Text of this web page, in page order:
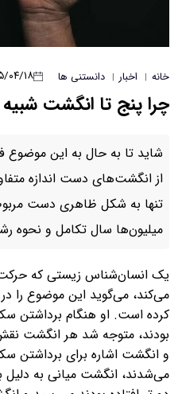
خانه | اخبار | دانستنی ها ۱۴۰۵/۰۴/۱۸
چرا پنج تا انگشت
شاید تا به حال به این موضوع
از انگشت‌های دست اندازه
تنها به شکل ظاهری دست
میلیون‌ها سال تکامل و نحوه
یک انسان‌شناس زیستی که حرکت
می‌کند، می‌گوید این موضوع را
کرده است. او هنگام برداشتن
بودند، متوجه شد هر انگشت
و انگشت اشاره برای برداشتن
می‌شدند، انگشت میانی به دلیل